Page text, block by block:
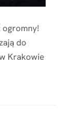
do
Krakowie